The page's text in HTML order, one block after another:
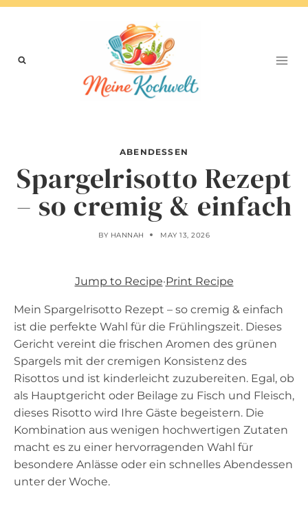
Skip
ABENDESSEN
Spargelrisotto Rezept
– so cremig & einfach
BY HANNAH MAY 13, 2026
Jump to Recipe·Print Recipe
Mein Spargelrisotto Rezept – so cremig & einfach
ist die perfekte Wahl für die Frühlingszeit. Dieses
Gericht vereint die frischen Aromen des grünen
Spargels mit der cremigen Konsistenz des
Risottos und ist kinderleicht zuzubereiten. Egal, ob
als Hauptgericht oder Beilage zu Fisch und Fleisch,
dieses Risotto wird Ihre Gäste begeistern. Die
Kombination aus wenigen hochwertigen Zutaten
macht es zu einer hervorragenden Wahl für
besondere Anlässe oder ein schnelles Abendessen
unter der Woche.